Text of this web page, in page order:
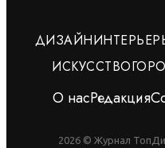
ДИЗАЙН
ИСКУССТВО
О насРедакция
2026 © Журнал